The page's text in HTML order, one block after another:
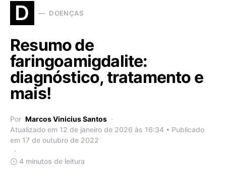
D DOENÇAS
Resumo de
faringoamigdalite:
diagnóstico, tratamento e
mais!
Por Marcos Vinicius Santos
Atualizado em 12 de janeiro de 2026 às 16:34 • Publicado
em 17 de outubro de 2022
4 minutos de leitura